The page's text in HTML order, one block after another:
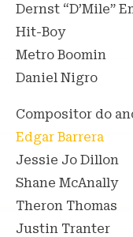
Dernst “D’Mile”
Hit-Boy
Metro Boomin
Daniel Nigro
Compositor do
Edgar Barrera
Jessie Jo Dillon
Shane McAnally
Theron Thomas
Justin Tranter